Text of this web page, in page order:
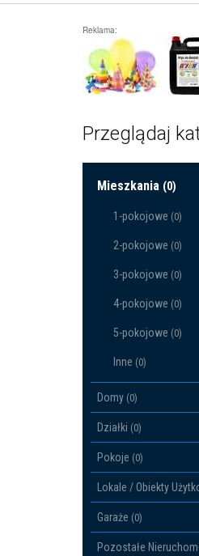
Reklama:
Przeglądaj
Mieszkania (0)
1-pokojowe (0)
2-pokojowe (0)
3-pokojowe (0)
4-pokojowe (0)
5-pokojowe (0)
Inne (0)
Domy (0)
Działki (0)
Pokoje (0)
Lokale / Obiekty
Garaże (0)
Pozostałe